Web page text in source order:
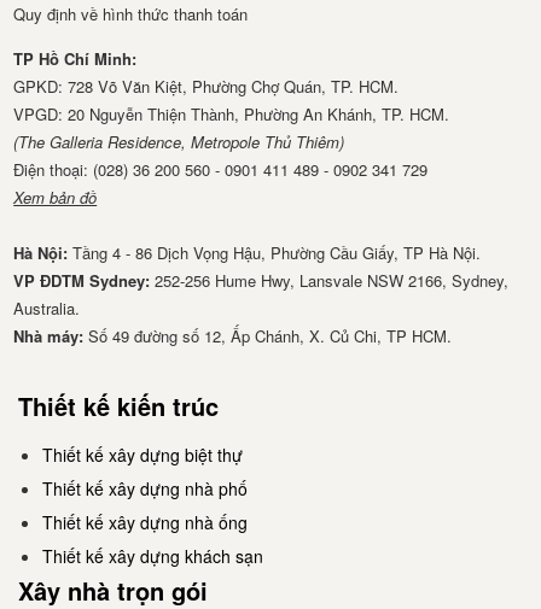
Quy định về hình thức thanh toán
TP Hồ Chí Minh:
GPKD: 728 Võ Văn Kiệt, Phường Chợ Quán, TP. HCM.
VPGD: 20 Nguyễn Thiện Thành, Phường An Khánh, TP. HCM.
(The Galleria Residence, Metropole Thủ Thiêm)
Điện thoại: (028) 36 200 560 - 0901 411 489 - 0902 341 729
Xem bản đồ
Hà Nội:Tầng 4 - 86 Dịch Vọng Hậu, Phường Cầu Giấy, TP Hà Nội.
VP ĐDTM Sydney: 252-256 Hume Hwy, Lansvale NSW 2166, Sydney,
Australia.
Nhà má​y: Số 49 đường số 12, Ấp Chánh, X. Củ Chi, TP HCM.
Thiết kế kiến trúc
Thiết kế xây dựng biệt thự
Thiết kế xây dựng nhà phố
Thiết kế xây dựng nhà ống
Thiết kế xây dựng khách sạn
Xây nhà trọn gói